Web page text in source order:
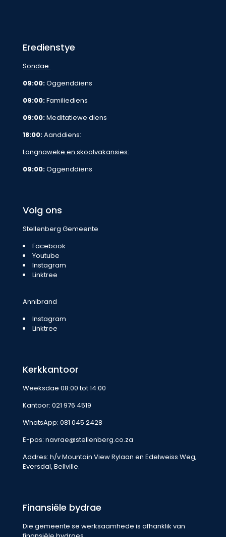
Eredienstye
Sondae:
09:00:Oggenddiens
09:00:Familiediens
09:00:Meditatiewe diens
18:00:Aanddiens:
Langnaweke en skoolvakansies:
09:00:Oggenddiens
Volg ons
Stellenberg Gemeente
Facebook
Youtube
Instagram
Linktree
Annibrand
Instagram
Linktree
Kerkkantoor
Weeksdae 08:00 tot 14:00
Kantoor: 021 976 4519
WhatsApp: 081 045 2428
E-pos: navrae@stellenberg.co.za
Addres: h/v Mountain View Rylaan en Edelweiss Weg,
Eversdal, Bellville.
Finansiële bydrae
Die gemeente se werksaamhede is afhanklik van